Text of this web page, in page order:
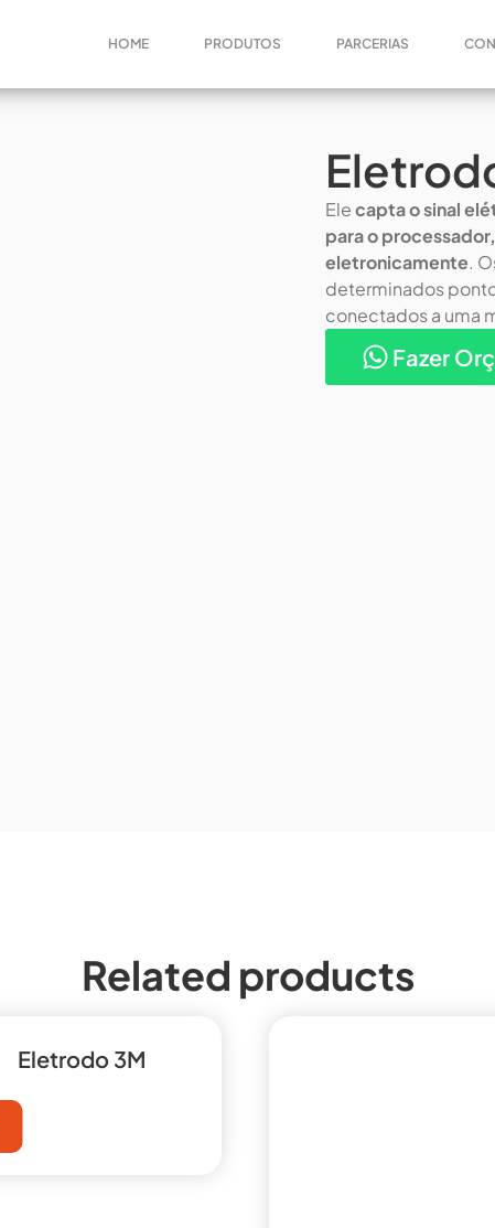
HOME PRODUTOS PARCERIAS
Elecapta o sinal
para o
eletronicamente.
determinados
conectados a uma
Fazer
Related products
Eletrodo 3M